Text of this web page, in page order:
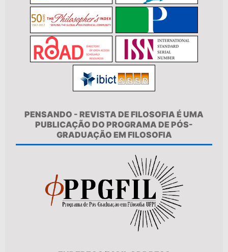
PENSANDO - REVISTA DE FILOSOFIA É UMA
PUBLICAÇÃO DO PROGRAMA DE PÓS-
GRADUAÇÃO EM FILOSOFIA